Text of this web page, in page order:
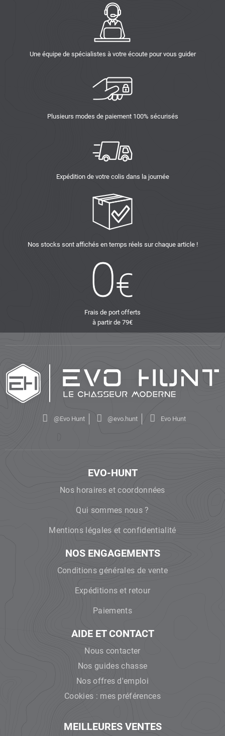
Une équipe de spécialistes à votre écoute pour vous guider
Plusieurs modes de paiement 100% sécurisés
Expédition de votre colis dans la journée
Nos stocks sont affichés en temps réels sur chaque article !
Frais de port offerts
à partir de 79€
@Evo Hunt @evo.hunt Evo Hunt
EVO-HUNT
Nos horaires et coordonnées
Qui sommes nous ?
Mentions légales et confidentialité
NOS ENGAGEMENTS
Conditions générales de vente
Expéditions et retour
Paiements
AIDE ET CONTACT
Nous contacter
Nos guides chasse
Nos offres d'emploi
Cookies : mes préférences
MEILLEURES VENTES